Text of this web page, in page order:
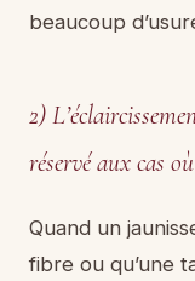
beaucoup
2)
réservé aux cas
Quand un
fibre ou qu’une